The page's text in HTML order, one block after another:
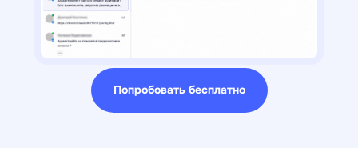
Попробовать бесплатно